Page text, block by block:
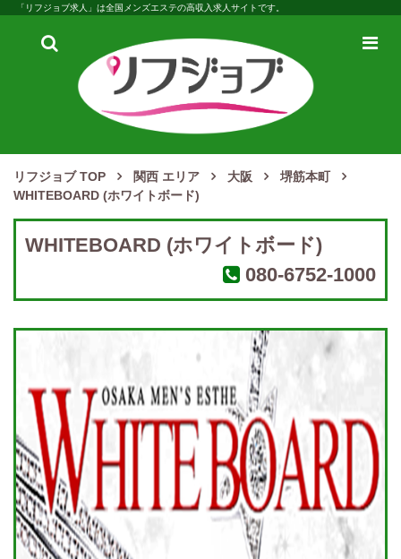
「リフジョブ求人」は全国メンズエステの高収入求人サイトです。
検
メ
リフジョブ TOP 関西 エリア 大阪
堺筋本町
WHITEBOARD (ホワイトボード)
WHITEBOARD (ホワイトボード)
080-6752-1000